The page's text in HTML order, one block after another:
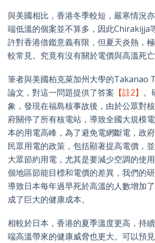
與美國相比，香港冬季較短，嚴寒情況
端低溫的個案並不算多，因此Chirakijja
許對香港借鑑意義有限，但夏天炎熱，
較常見。究竟有沒有關於電價與高溫死
筆者與美國柏克萊加州大學的Takanao
論文，對這一問題提供了答案 【註2】 。
象，發現在福島核事故後，由於公眾對
府關停了所有核電站，導致全國大規模
本的用電高峰，為了避免電網斷電，政
民眾用電的政策，包括顯著提高電價，
大眾節約用電，尤其是要減少空調的使
個地區節能目標和電價的差異，我們的
導致日本每年過早死於高溫的人數增加
成了巨大的健康成本。
相較於日本，香港的夏季溫度更高，持
端高溫帶來的健康威脅也更大。可以預